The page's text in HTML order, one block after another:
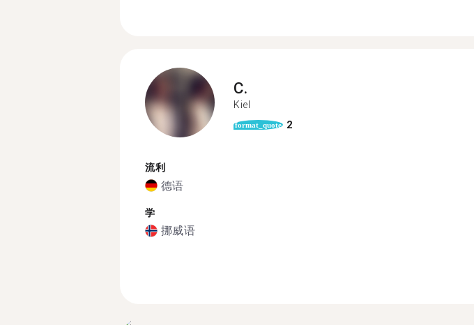
C.
Kiel
format_quote 2
流利
德语
学
挪威语